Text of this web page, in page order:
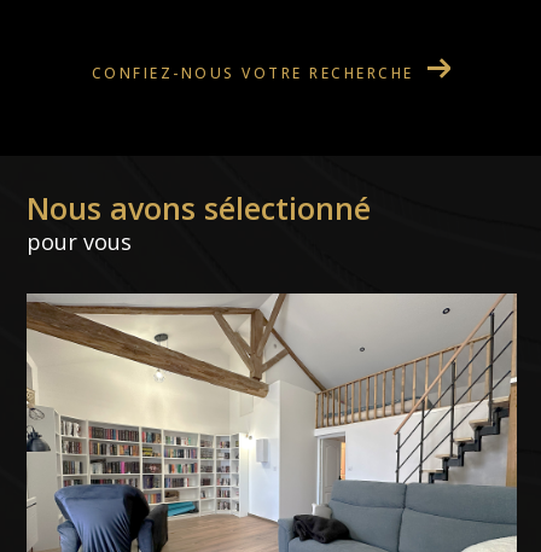
CONFIEZ-NOUS VOTRE RECHERCHE
Nous avons sélectionné
pour vous